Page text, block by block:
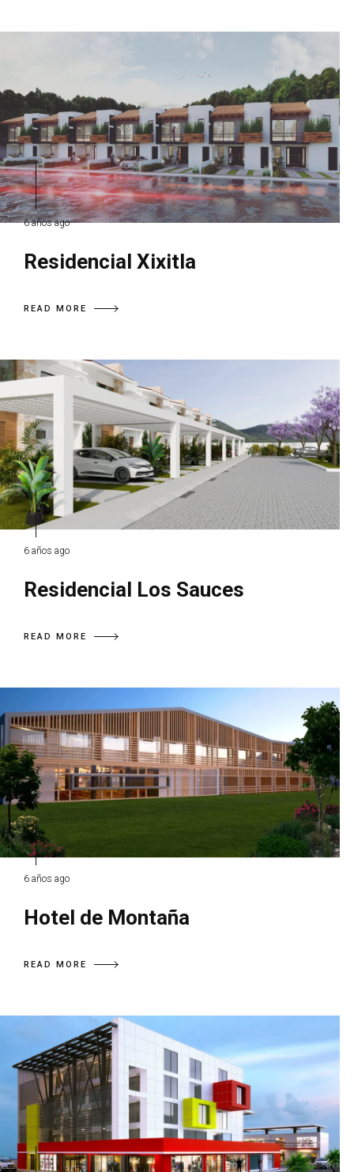
6 años ago
Residencial Xixitla
READ MORE
6 años ago
Residencial Los Sauces
READ MORE
6 años ago
Hotel de Montaña
READ MORE